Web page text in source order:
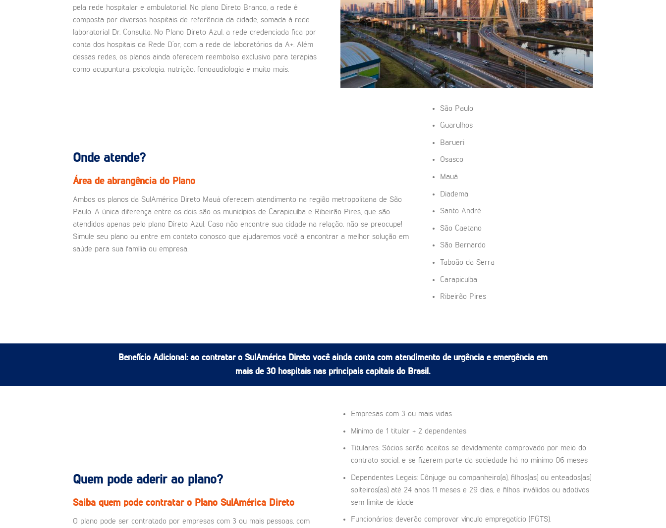
pela rede hospitalar e ambulatorial. No plano Direto Branco, a rede é
composta por diversos hospitais de referência da cidade, somada à rede
laboratorial Dr. Consulta. No Plano Direto Azul, a rede credenciada fica por
conta dos hospitais da Rede D’or, com a rede de laboratórios da A+. Além
dessas redes, os planos ainda oferecem reembolso exclusivo para terapias
como acupuntura, psicologia, nutrição, fonoaudiologia e muito mais.
Onde atende?
Área de abrangência do Plano
Ambos os planos da SulAmérica Direto Mauá oferecem atendimento na região metropolitana de São
Paulo. A única diferença entre os dois são os municípios de Carapicuíba e Ribeirão Pires, que são
atendidos apenas pelo plano Direto Azul. Caso não encontre sua cidade na relação, não se preocupe!
Simule seu plano ou entre em contato conosco que ajudaremos você a encontrar a melhor solução em
saúde para sua família ou empresa.
São Paulo
Guarulhos
Barueri
Osasco
Mauá
Diadema
Santo André
São Caetano
São Bernardo
Taboão da Serra
Carapicuíba
Ribeirão Pires
Benefício Adicional:ao contratar o SulAmérica Direto você ainda conta com atendimento de urgência e emergência em
mais de 30 hospitais nas principais capitais do Brasil.
Quem pode aderir ao plano?
Saiba quem pode contratar o Plano SulAmérica Direto
O plano pode ser contratado por empresas com 3 ou mais pessoas, com
Empresas com 3 ou mais vidas
Mínimo de 1 titular + 2 dependentes
Titulares: Sócios serão aceitos se devidamente comprovado por meio do
contrato social, e se fizerem parte da sociedade há no mínimo 06 meses
Dependentes Legais: Cônjuge ou companheiro(a), filhos(as) ou enteados(as)
solteiros(as) até 24 anos 11 meses e 29 dias, e filhos inválidos ou adotivos
sem limite de idade
Funcionários: deverão comprovar vínculo empregatício (FGTS).